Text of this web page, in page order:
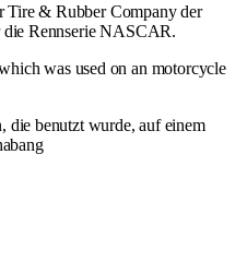
Tire & Rubber Company der
Rennserie NASCAR.
was used on an motorcycle
die benutzt wurde, auf einem